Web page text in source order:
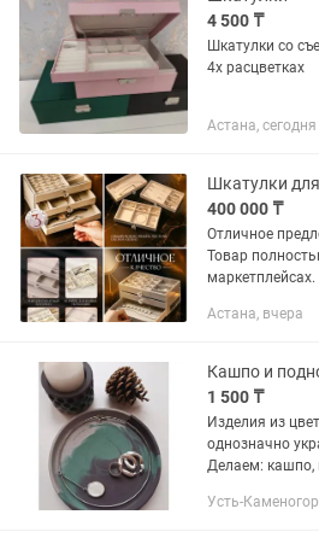
4 500 ₸
Шкатулки со
4х расцветках
Астана, сегодня
400 000 ₸
Отличное
Товар
Астана, вчера
Кашпо и
1 500 ₸
Изделия из
однозначно
Делаем: кашпо,
защищены от
Усть-